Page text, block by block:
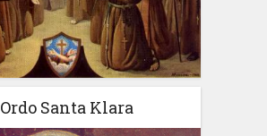
Ordo Santa Klara